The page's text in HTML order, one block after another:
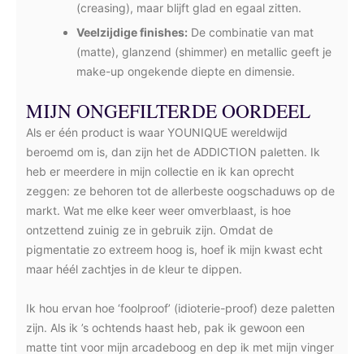
(creasing), maar blijft glad en egaal zitten.
Veelzijdige finishes: De combinatie van mat
(matte), glanzend (shimmer) en metallic geeft je
make-up ongekende diepte en dimensie.
MIJN ONGEFILTERDE OORDEEL
Als er één product is waar YOUNIQUE wereldwijd
beroemd om is, dan zijn het de ADDICTION paletten. Ik
heb er meerdere in mijn collectie en ik kan oprecht
zeggen: ze behoren tot de allerbeste oogschaduws op de
markt. Wat me elke keer weer omverblaast, is hoe
ontzettend zuinig ze in gebruik zijn. Omdat de
pigmentatie zo extreem hoog is, hoef ik mijn kwast echt
maar héél zachtjes in de kleur te dippen.
Ik hou ervan hoe ‘foolproof’ (idioterie-proof) deze paletten
zijn. Als ik ’s ochtends haast heb, pak ik gewoon een
matte tint voor mijn arcadeboog en dep ik met mijn vinger